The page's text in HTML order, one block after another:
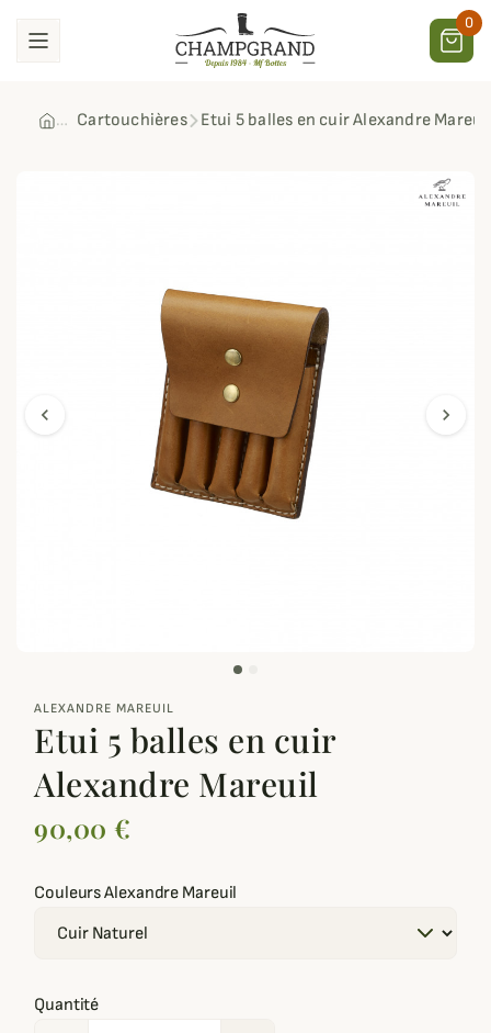
0
Cartouchières Etui 5 balles en cuir Alexandre Mareuil
chevron_left
zoom_out_map
chevron_right
ALEXANDRE MAREUIL
Etui 5 balles en cuir
Alexandre Mareuil
90,00 €
Couleurs Alexandre Mareuil
Quantité